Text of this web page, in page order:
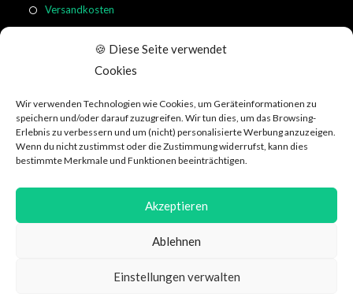
🍪 Diese Seite verwendet
Cookies
Wir verwenden Technologien wie Cookies, um Geräteinformationen zu
speichern und/oder darauf zuzugreifen. Wir tun dies, um das Browsing-
Erlebnis zu verbessern und um (nicht) personalisierte Werbung anzuzeigen.
Wenn du nicht zustimmst oder die Zustimmung widerrufst, kann dies
bestimmte Merkmale und Funktionen beeinträchtigen.
Akzeptieren
Ablehnen
Einstellungen verwalten
Versandkosten
Kundeninformation
Social Media
Datenschutzerklärung AGB Über WeRecycle